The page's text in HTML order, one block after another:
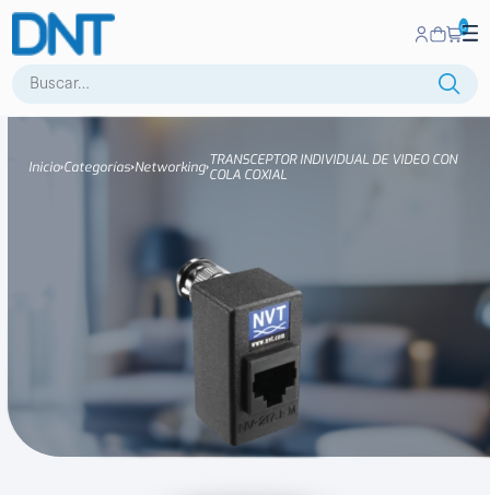
Buscar:
0
Inicio CategoríasNetworking TRANSCEPTOR INDIVIDUAL DE VIDEO CON
COLA COXIAL